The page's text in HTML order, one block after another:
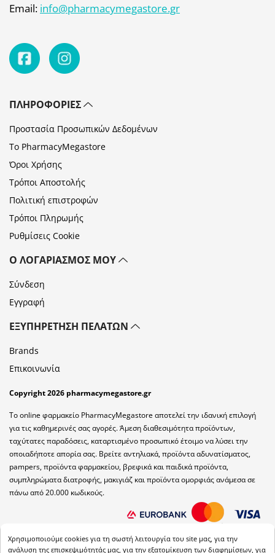
Email: info@pharmacymegastore.gr
ΠΛΗΡΟΦΟΡΊΕΣ
Προστασία Προσωπικών Δεδομένων
Το PharmacyMegastore
Όροι Χρήσης
Τρόποι Αποστολής
Πολιτική επιστροφών
Τρόποι Πληρωμής
Ρυθμίσεις Cookie
Ο ΛΟΓΑΡΙΑΣΜΌΣ ΜΟΥ
Σύνδεση
Εγγραφή
ΕΞΥΠΗΡΈΤΗΣΗ ΠΕΛΑΤΏΝ
Brands
Επικοινωνία
Copyright 2026 pharmacymegastore.gr
Το online φαρμακείο PharmacyMegastore αποτελεί την ιδανική επιλογή
για τις καθημερινές σας αγορές. Άμεση διαθεσιμότητα προϊόντων,
ταχύτατες παραδόσεις, καταρτισμένο προσωπικό έτοιμο να λύσει την
οποιαδήποτε απορία σας. Βρείτε αντηλιακά, προϊόντα αδυνατίσματος,
pampers, προϊόντα φαρμακείου, βρεφικά και παιδικά προϊόντα,
συμπληρώματα διατροφής, μακιγιάζ και προϊόντα ομορφιάς ανάμεσα σε
πάνω από 20.000 κωδικούς.
Χρησιμοποιούμε cookies για τη σωστή λειτουργία του site μας, για την
ανάλυση της επισκεψιμότητάς μας, για την εξατομίκευση των διαφημίσεων, για